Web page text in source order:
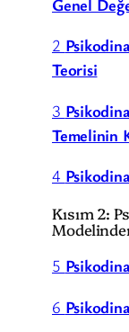
2
Teorisi
3
Temelinin
4
Kısım 2:
5
6